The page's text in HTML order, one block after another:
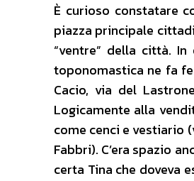
È curioso constatare
piazza principale
“ventre” della città.
toponomastica ne fa
Cacio, via del
Logicamente alla
come cenci e vestiario
Fabbri). C’era spazio
certa Tina che doveva